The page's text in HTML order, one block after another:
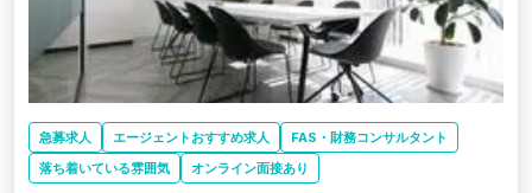
急募求人 エージェントおすすめ求人
FAS・財務コンサルタント
落ち着いている雰囲気
オンライン面接あり